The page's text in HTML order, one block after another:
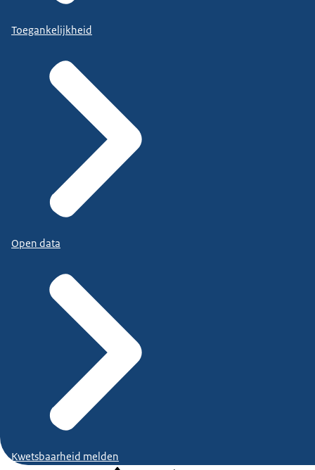
Toegankelijkheid
Open data
Kwetsbaarheid melden